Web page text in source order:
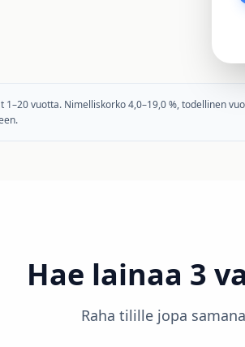
1–20 vuotta. Nimelliskorko 4,0–19,0 %, todellinen
Hae lainaa 3
Raha tilille jopa